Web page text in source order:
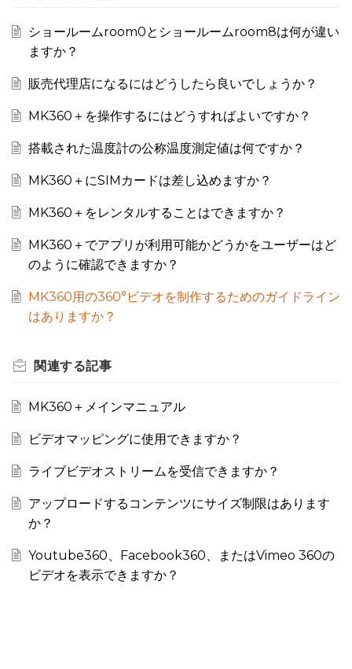
ショールームroom0とショールームroom8は何が違い
ますか？
販売代理店になるにはどうしたら良いでしょうか？
MK360＋を操作するにはどうすればよいですか？
搭載された温度計の公称温度測定値は何ですか？
MK360＋にSIMカードは差し込めますか？
MK360＋をレンタルすることはできますか？
MK360＋でアプリが利用可能かどうかをユーザーはど
のように確認できますか？
MK360用の360°ビデオを制作するためのガイドライン
はありますか？
関連する記事
MK360＋メインマニュアル
ビデオマッピングに使用できますか？
ライブビデオストリームを受信できますか？
アップロードするコンテンツにサイズ制限はあります
か？
Youtube360、Facebook360、またはVimeo 360の
ビデオを表示できますか？